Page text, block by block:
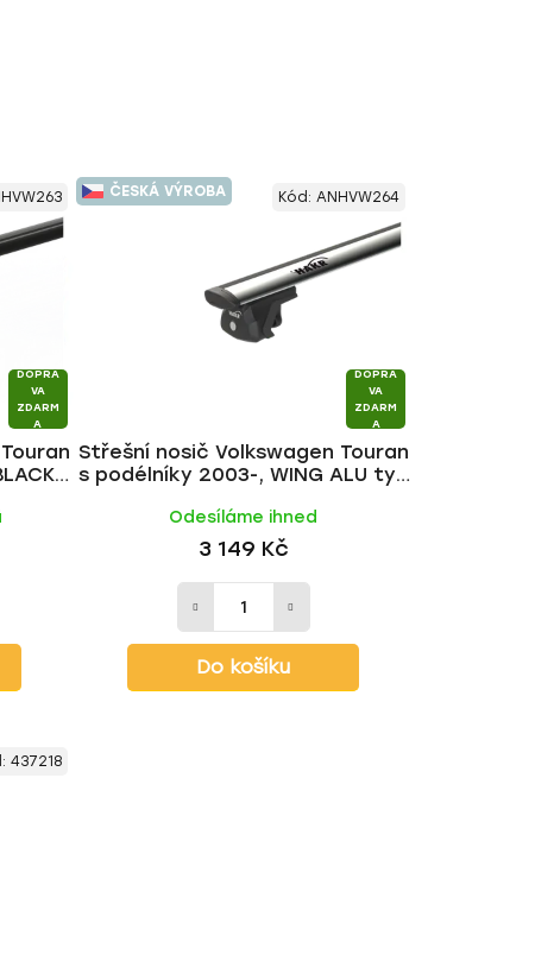
DOPRA
VA
ZDARM
A
ČESKÁ VÝROBA
DOPRA
VA
ZDARM
A
Střešní nosič Volkswagen Touran
s podélníky 2003-, WING ALU tyč
Odesíláme ihned
3 149 Kč
Do košíku
Kód: ANHVW264
437218